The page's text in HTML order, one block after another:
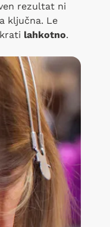
rezultat ni
ključna. Le
lahkotno.